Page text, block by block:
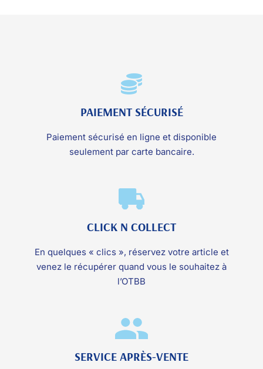
PAIEMENT SÉCURISÉ
Paiement sécurisé en ligne et disponible
seulement par carte bancaire.
CLICK N COLLECT
En quelques « clics », réservez votre article et
venez le récupérer quand vous le souhaitez à
l’OTBB
SERVICE APRÈS-VENTE